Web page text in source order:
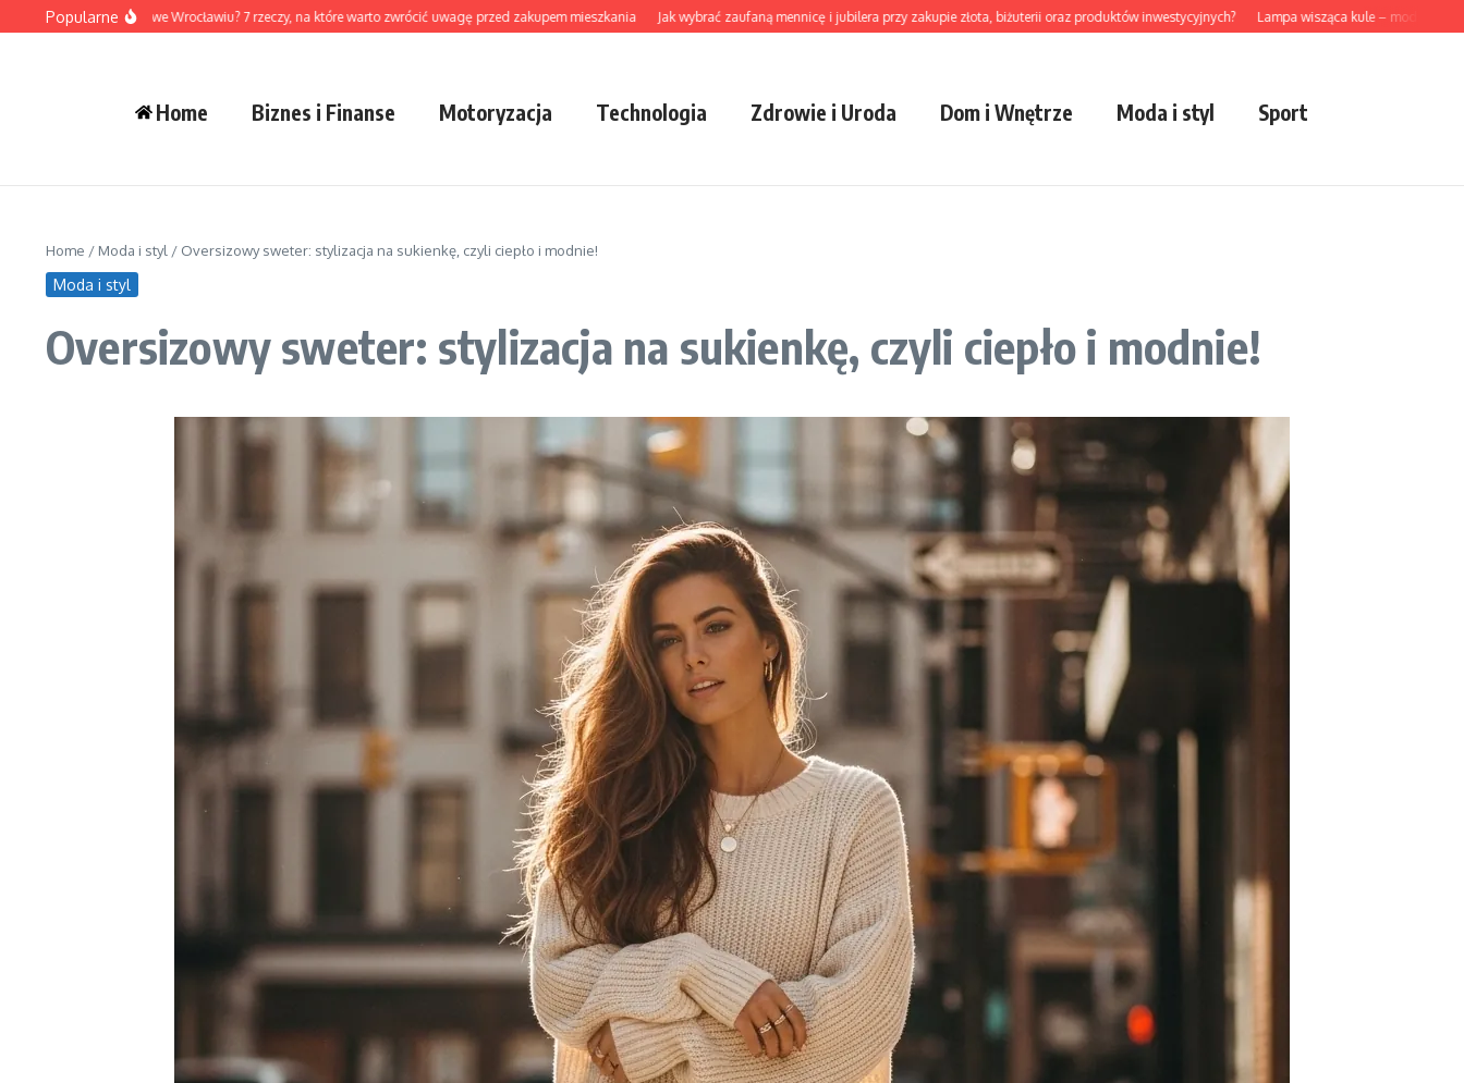
Przejdź do treści
Popularne
dewelopera we Wrocławiu? 7 rzeczy, na które warto zwrócić uwagę przed zakupem mieszkania Jak wybrać zaufaną mennicę i jubilera przy zakupie złota, biżuterii oraz produktów inwestycyjnych? Lampa wisząca kule – modny akcent do
Home Biznes i Finanse Motoryzacja Technologia Zdrowie i Uroda Dom i Wnętrze Moda i styl Sport
Home / Moda i styl / Oversizowy sweter: stylizacja na sukienkę, czyli ciepło i modnie!
Moda i styl
Oversizowy sweter: stylizacja na sukienkę, czyli ciepło i modnie!